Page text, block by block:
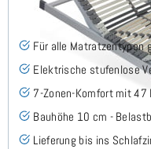
Für alle Matratzentypen
Elektrische stufenlose
7-Zonen-Komfort mit 47
Bauhöhe 10 cm -
Lieferung bis ins